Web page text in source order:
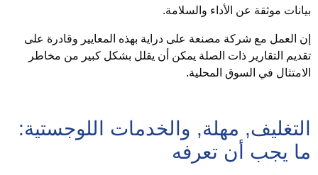
موثقة عن الأداء والسلامة.
العمل مع شركة مصنعة على دراية بهذه المعايير وقادرة على
التقارير ذات الصلة يمكن أن يقلل بشكل كبير من مخاطر
في السوق المحلية.
مهلة, والخدمات اللوجستية:
يجب أن تعرفه